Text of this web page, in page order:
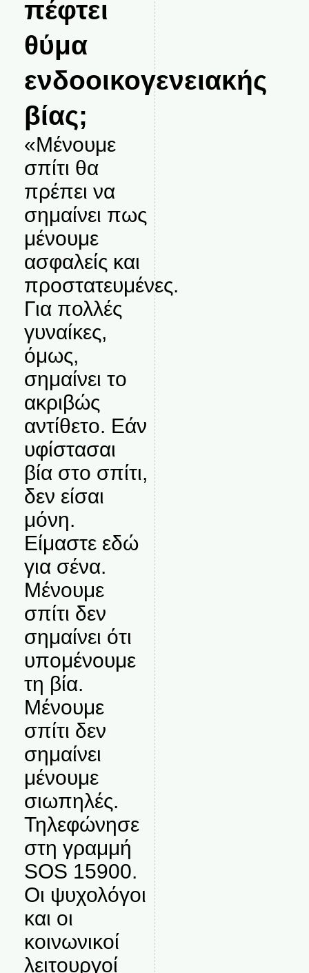
πέφτει
θύμα
ενδοοικογενειακής
βίας;
«Μένουμε
σπίτι θα
πρέπει να
σημαίνει πως
μένουμε
ασφαλείς και
προστατευμένες.
Για πολλές
γυναίκες,
όμως,
σημαίνει το
ακριβώς
αντίθετο. Εάν
υφίστασαι
βία στο σπίτι,
δεν είσαι
μόνη.
Είμαστε εδώ
για σένα.
Μένουμε
σπίτι δεν
σημαίνει ότι
υπομένουμε
τη βία.
Μένουμε
σπίτι δεν
σημαίνει
μένουμε
σιωπηλές.
Τηλεφώνησε
στη γραμμή
SOS 15900.
Οι ψυχολόγοι
και οι
κοινωνικοί
λειτουργοί